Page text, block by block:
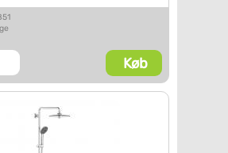
Køb